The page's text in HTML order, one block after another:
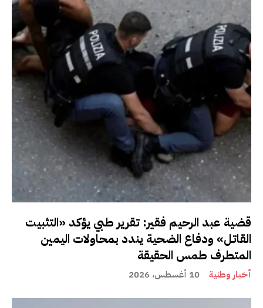
قضية عبد الرحيم فقير: تقرير طبي يؤكد «التثبيت
القاتل» ودفاع الضحية يندد بمحاولات اليمين
المتطرف طمس الحقيقة
أخبار وطنية 10 أغسطس، 2026